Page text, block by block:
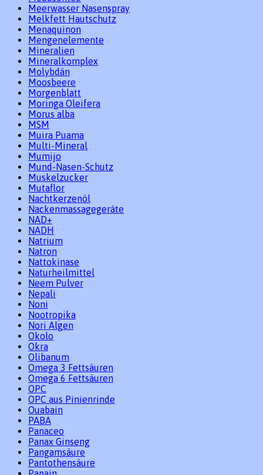
Meerwasser Nasenspray
Melkfett Hautschutz
Menaquinon
Mengenelemente
Mineralien
Mineralkomplex
Molybdän
Moosbeere
Morgenblatt
Moringa Oleifera
Morus alba
MSM
Muira Puama
Multi-Mineral
Mumijo
Mund-Nasen-Schutz
Muskelzucker
Mutaflor
Nachtkerzenöl
Nackenmassagegeräte
NAD+
NADH
Natrium
Natron
Nattokinase
Naturheilmittel
Neem Pulver
Nepali
Noni
Nootropika
Nori Algen
Okolo
Okra
Olibanum
Omega 3 Fettsäuren
Omega 6 Fettsäuren
OPC
OPC aus Pinienrinde
Ouabain
PABA
Panaceo
Panax Ginseng
Pangamsäure
Pantothensäure